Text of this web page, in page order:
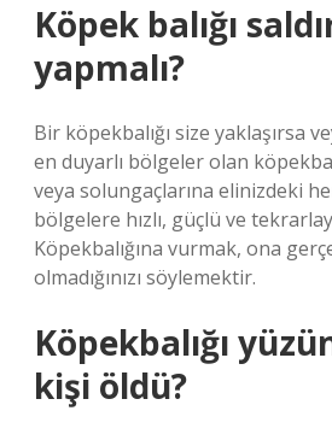
Köpek balığı
yapmalı?
Bir köpekbalığı size yaklaşırsa
en duyarlı bölgeler olan
veya solungaçlarına elinizdeki
bölgelere hızlı, güçlü ve
Köpekbalığına vurmak, ona
olmadığınızı söylemektir.
Köpekbalığı
kişi öldü?